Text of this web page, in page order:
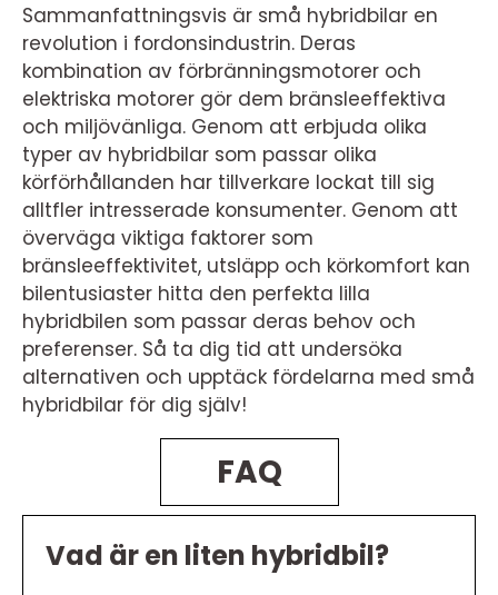
Sammanfattningsvis är små hybridbilar en
revolution i fordonsindustrin. Deras
kombination av förbränningsmotorer och
elektriska motorer gör dem bränsleeffektiva
och miljövänliga. Genom att erbjuda olika
typer av hybridbilar som passar olika
körförhållanden har tillverkare lockat till sig
alltfler intresserade konsumenter. Genom att
överväga viktiga faktorer som
bränsleeffektivitet, utsläpp och körkomfort kan
bilentusiaster hitta den perfekta lilla
hybridbilen som passar deras behov och
preferenser. Så ta dig tid att undersöka
alternativen och upptäck fördelarna med små
hybridbilar för dig själv!
FAQ
Vad är en liten hybridbil?